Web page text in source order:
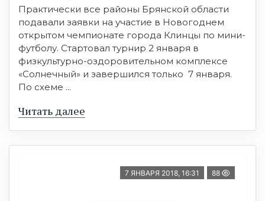
Практически все районы Брянской области
подавали заявки на участие в Новогоднем
открытом чемпионате города Клинцы по мини-
футболу. Стартовал турнир 2 января в
физкультурно-оздоровительном комплексе
«Солнечный» и завершился только 7 января.
По схеме ...
Читать далее
7 ЯНВАРЯ 2018, 16:31 88